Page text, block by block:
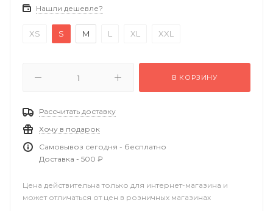
Нашли дешевле?
XS S M L XL XXL
В КОРЗИНУ
Рассчитать доставку
Хочу в подарок
Самовывоз сегодня - бесплатно
Доставка - 500 ₽
Цена действительна только для интернет-магазина и
может отличаться от цен в розничных магазинах